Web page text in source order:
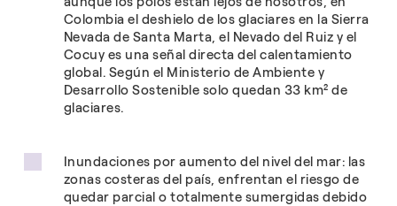
Colombia el deshielo de los glaciares en la Sierra
Nevada de Santa Marta, el Nevado del Ruiz y el
Cocuy es una señal directa del calentamiento
global. Según el Ministerio de Ambiente y
Desarrollo Sostenible solo quedan 33 km² de
glaciares.
Inundaciones por aumento del nivel del mar: las
zonas costeras del país, enfrentan el riesgo de
quedar parcial o totalmente sumergidas debido